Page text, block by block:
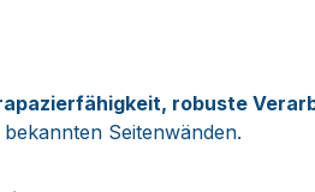
robuste
Seitenwänden.